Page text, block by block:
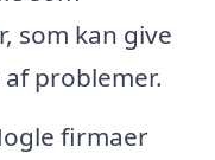
som kan give
problemer.
firmaer